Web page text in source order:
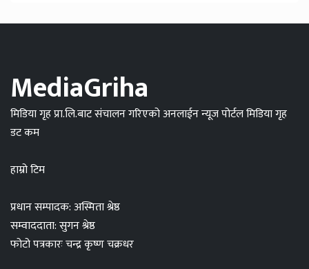
MediaGriha
मिडिया गृह प्रा.लि.बाट संचालन गरिएको अनलाईन न्यूज पोर्टल मिडिया गृह
डट कम
हाम्रो टिम
प्रधान सम्पादक: अस्मिता श्रेष्ठ
सम्वाददाता: सुगन श्रेष्ठ
फोटो पत्रकारः चन्द्र कृष्ण चक्रधर